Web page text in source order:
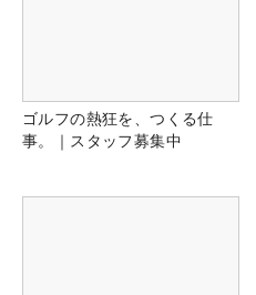
ゴルフの熱狂を、つくる仕
事。｜スタッフ募集中